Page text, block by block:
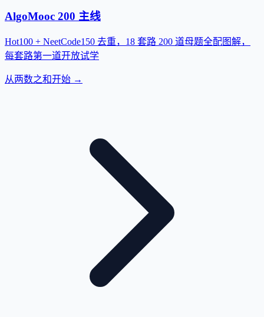
AlgoMooc 200 主线
Hot100 + NeetCode150 去重，18 套路 200 道母题全配图解，
每套路第一道开放试学
从两数之和开始 →